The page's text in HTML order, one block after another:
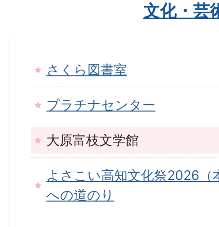
文化・芸
さくら図書室
プラチナセンター
大原富枝文学館
よさこい高知文化祭2026（
への道のり